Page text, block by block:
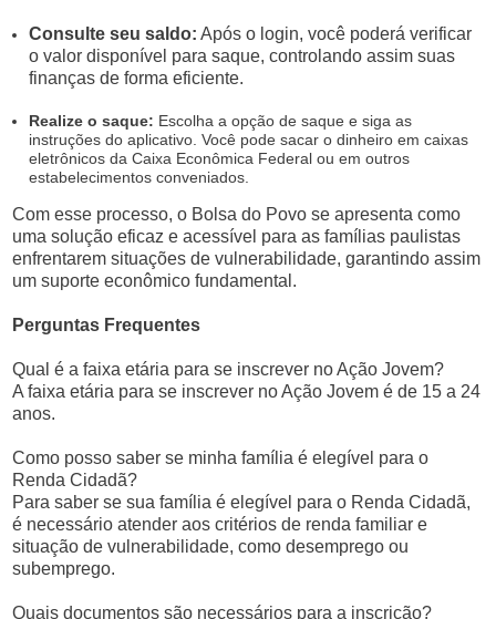
Consulte seu saldo: Após o login, você poderá verificar
o valor disponível para saque, controlando assim suas
finanças de forma eficiente.
Realize o saque: Escolha a opção de saque e siga as
instruções do aplicativo. Você pode sacar o dinheiro em caixas
eletrônicos da Caixa Econômica Federal ou em outros
estabelecimentos conveniados.
Com esse processo, o Bolsa do Povo se apresenta como
uma solução eficaz e acessível para as famílias paulistas
enfrentarem situações de vulnerabilidade, garantindo assim
um suporte econômico fundamental.
Perguntas Frequentes
Qual é a faixa etária para se inscrever no Ação Jovem?
A faixa etária para se inscrever no Ação Jovem é de 15 a 24
anos.
Como posso saber se minha família é elegível para o
Renda Cidadã?
Para saber se sua família é elegível para o Renda Cidadã,
é necessário atender aos critérios de renda familiar e
situação de vulnerabilidade, como desemprego ou
subemprego.
Quais documentos são necessários para a inscrição?